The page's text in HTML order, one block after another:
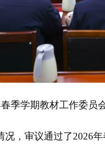
季学期教材工作委员
，审议通过了2026年